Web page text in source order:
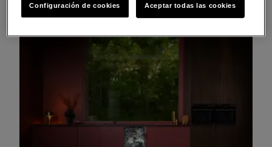
Configuración de cookies Aceptar todas las cookies